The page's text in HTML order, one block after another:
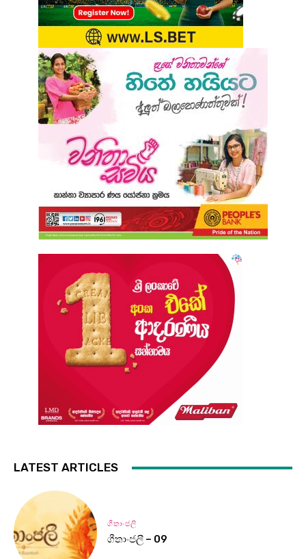
LATEST ARTICLES
ගීතාංජලී
ගීතාංජලී – 09